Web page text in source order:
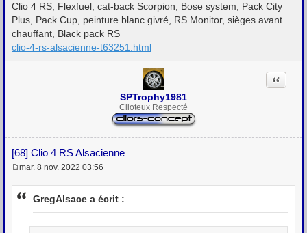
Clio 4 RS, Flexfuel, cat-back Scorpion, Bose system, Pack City
Plus, Pack Cup, peinture blanc givré, RS Monitor, sièges avant
chauffant, Black pack RS
clio-4-rs-alsacienne-t63251.html
SPTrophy1981
Clioteux Respecté
[68] Clio 4 RS Alsacienne
Citation
e
s
mar. 8 nov. 2022 03:56
GregAlsace a écrit :